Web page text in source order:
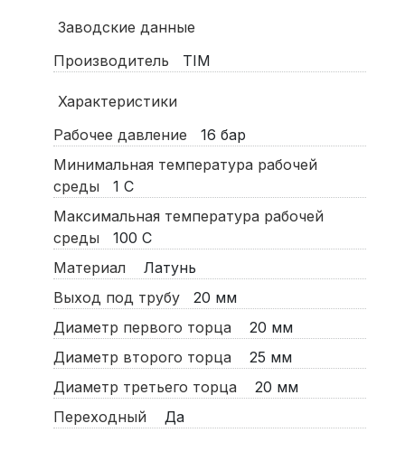
Заводские данные
Производитель
TIM
Характеристики
Рабочее давление
16 бар
Минимальная температура рабочей
среды
1 С
Максимальная температура рабочей
среды
100 С
Материал
Латунь
Выход под трубу
20 мм
Диаметр первого торца
20 мм
Диаметр второго торца
25 мм
Диаметр третьего торца
20 мм
Переходный
Да